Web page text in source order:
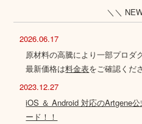
＼＼
2026.06.17
原材料の高騰により一部プロダ
最新価格は料金表をご確認くだ
2023.12.27
iOS ＆ Android 対応のArtgene
ード！！